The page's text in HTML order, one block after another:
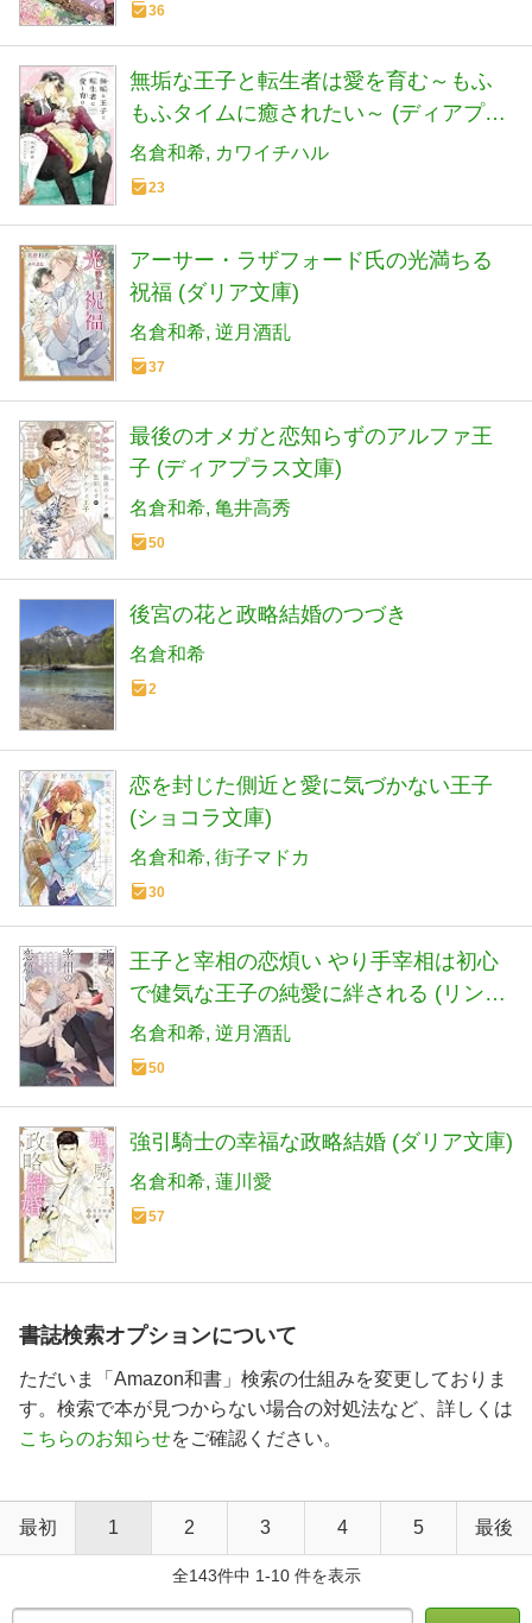
36
無垢な王子と転生者は愛を育む～もふ
もふタイムに癒されたい～ (ディアプラ
ス文庫)
名倉和希 カワイチハル
23
アーサー・ラザフォード氏の光満ちる
祝福 (ダリア文庫)
名倉和希 逆月酒乱
37
最後のオメガと恋知らずのアルファ王
子 (ディアプラス文庫)
名倉和希 亀井高秀
50
後宮の花と政略結婚のつづき
名倉和希
2
恋を封じた側近と愛に気づかない王子
(ショコラ文庫)
名倉和希 街子マドカ
30
王子と宰相の恋煩い やり手宰相は初心
で健気な王子の純愛に絆される (リンク
スロマンスノベル)
名倉和希 逆月酒乱
50
強引騎士の幸福な政略結婚 (ダリア文庫)
名倉和希 蓮川愛
57
書誌検索オプションについて
ただいま「Amazon和書」検索の仕組みを変更しておりま
す。検索で本が見つからない場合の対処法など、詳しくは
こちらのお知らせをご確認ください。
最初 1 2 3 4 5 最後
全143件中 1-10 件を表示